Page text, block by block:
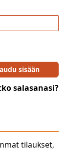
sisään
salasanasi?
tilaukset,